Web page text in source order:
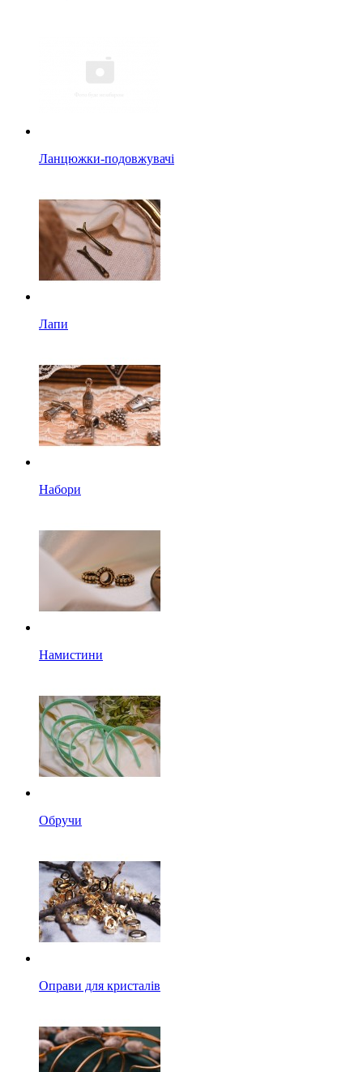
Ланцюжки-подовжувачі
Лапи
Набори
Намистини
Обручи
Оправи для кристалів